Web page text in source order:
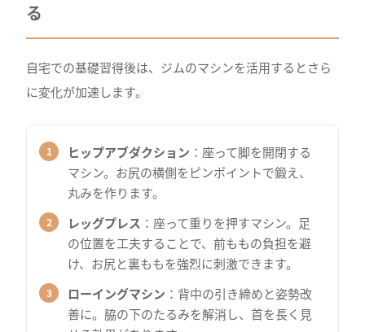
る
自宅での基礎習得後は、ジムのマシンを活用するとさら
に変化が加速します。
ヒップアブダクション ：座って脚を開閉する
マシン。お尻の横側をピンポイントで鍛え、
丸みを作ります。
レッグプレス ：座って重りを押すマシン。足
の位置を工夫することで、前ももの負担を避
け、お尻と裏ももを強烈に刺激できます。
ローイングマシン ：背中の引き締めと姿勢改
善に。脇の下のたるみを解消し、首を長く見